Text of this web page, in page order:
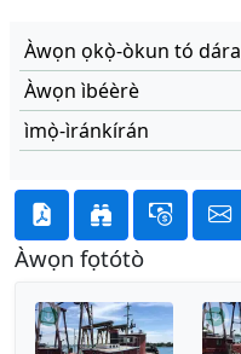
Àwọn ọkọ̀-òkun tó dára
Àwọn ìbéèrè
ìmọ̀-ìránkírán
Àwọn fọtótò